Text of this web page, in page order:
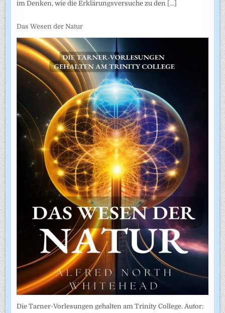
im Denken, wie die Erklärungsversuche zu den [...]
Das Wesen der Natur
Die Tarner-Vorlesungen gehalten am Trinity College. Autor: